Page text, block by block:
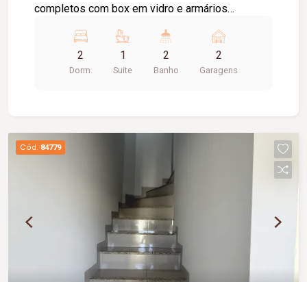
completos com box em vidro e armários
Lavanderia independente; Área gourmet com
churrasqueira e pia; 02 vagas de garagem
cobertas; Diferenciais: Armários planejados na
iluminação natural e ventilação; Construção em
laje, oferecendo maior conforto térmico e
durabilidade; Portão eletrônico; Sistema de
câmeras de monitoramento; Interfone; Ambientes
amplos, arejados e bem distribuídos; Excelente
estado de conservação, pronto para morar;
Localização privilegiada.
2
Dorm.
1
Suite
2
Banho
2
Garagens
Cód. 84779